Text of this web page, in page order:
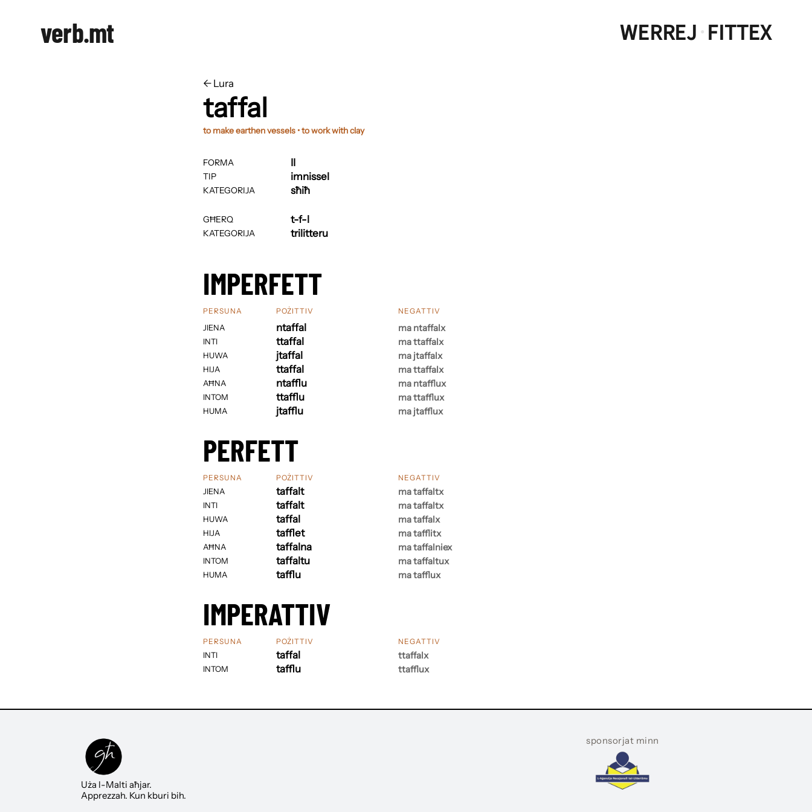
verb.mt WERREJ·FITTEX
← ​​Lura
taffal
to make earthen vessels • to work with clay
FORMA
TIP
KATEGORIJA
GĦERQ
KATEGORIJA
imnissel
sħiħ
t-f-l
trilitteru
IMPERFETT
PERSUNA
JIENA
INTI
HUWA
HIJA
AĦNA
INTOM
HUMA
POŻITTIV
ntaffal
ttaffal
jtaffal
ttaffal
ntafflu
ttafflu
jtafflu
NEGATTIV
ma ntaffalx
ma ttaffalx
ma jtaffalx
ma ttaffalx
ma ntafflux
ma ttafflux
ma jtafflux
PERFETT
PERSUNA
JIENA
INTI
HUWA
HIJA
AĦNA
INTOM
HUMA
POŻITTIV
taffalt
taffalt
taffal
tafflet
taffalna
taffaltu
tafflu
NEGATTIV
ma taffaltx
ma taffaltx
ma taffalx
ma tafflitx
ma taffalniex
ma taffaltux
ma tafflux
IMPERATTIV
PERSUNA
INTI
INTOM
POŻITTIV
taffal
tafflu
NEGATTIV
ttaffalx
ttafflux
Uża l-Malti aħjar.
Apprezzah. Kun kburi bih.
sponsorjat minn